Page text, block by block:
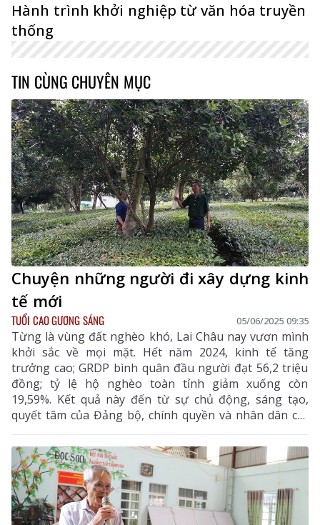
Hành trình khởi nghiệp từ văn hóa truyền
thống
TIN CÙNG CHUYÊN MỤC
Chuyện những người đi xây dựng kinh
tế mới
TUỔI CAO GƯƠNG SÁNG 05/06/2025 09:35
Từng là vùng đất nghèo khó, Lai Châu nay vươn mình
khởi sắc về mọi mặt. Hết năm 2024, kinh tế tăng
trưởng cao; GRDP bình quân đầu người đạt 56,2 triệu
đồng; tỷ lệ hộ nghèo toàn tỉnh giảm xuống còn
19,59%. Kết quả này đến từ sự chủ động, sáng tạo,
quyết tâm của Đảng bộ, chính quyền và nhân dân các
dân tộc trong tỉnh. Và, trong đó, có vai trò rất quan
trọng của những người nông dân, công nhân từ các
tỉnh trong cả nước đã và đang gắn bó, góp sức xây
dựng.